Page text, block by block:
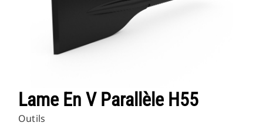
Lame En V Parallèle H55
Outils